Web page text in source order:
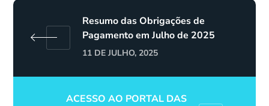
Resumo das Obrigações de
Pagamento em Julho de 2025
11 DE JULHO, 2025
ACESSO AO PORTAL DAS